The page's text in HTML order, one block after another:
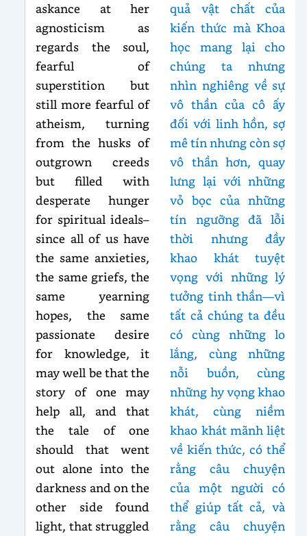
askance at her
agnosticism as
regards the soul,
fearful of
superstition but
still more fearful of
atheism, turning
from the husks of
outgrown creeds
but filled with
desperate hunger
for spiritual ideals–
since all of us have
the same anxieties,
the same griefs, the
same yearning
hopes, the same
passionate desire
for knowledge, it
may well be that the
story of one may
help all, and that
the tale of one
should that went
out alone into the
darkness and on the
other side found
light, that struggled
quả vật chất của
kiến thức mà Khoa
học mang lại cho
chúng ta nhưng
nhìn nghiêng về sự
vô thần của cô ấy
đối với linh hồn, sợ
mê tín nhưng còn sợ
vô thần hơn, quay
lưng lại với những
vỏ bọc của những
tín ngưỡng đã lỗi
thời nhưng đầy
khao khát tuyệt
vọng với những lý
tưởng tinh thần—vì
tất cả chúng ta đều
có cùng những lo
lắng, cùng những
nỗi buồn, cùng
những hy vọng khao
khát, cùng niềm
khao khát mãnh liệt
về kiến thức, có thể
rằng câu chuyện
của một người có
thể giúp tất cả, và
rằng câu chuyện